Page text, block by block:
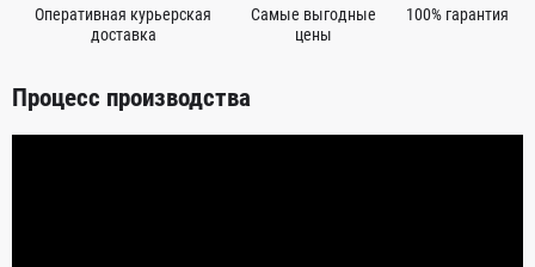
Оперативная курьерская
доставка
Самые выгодные
цены
100% гарантия
Процесс производства